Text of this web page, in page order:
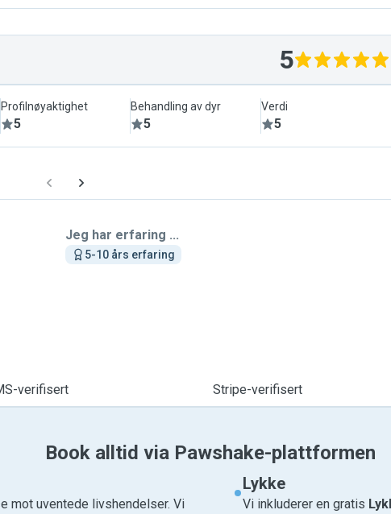
5
Profilnøyaktighet
5
Behandling av dyr
5
Verdi
5
Jeg har erfaring ...
5-10 års erfaring
verifisert Stripe-verifisert
Book alltid via Pawshake-plattformen
mot uventede livshendelser. Vi
Lykke
Vi inkluderer en gratis